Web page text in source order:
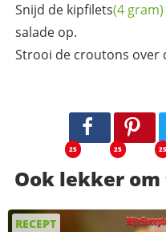
Snijd de kipfilets(4 gram)
salade op.
Strooi de croutons over
25 25 25
Ook lekker
RECEPT